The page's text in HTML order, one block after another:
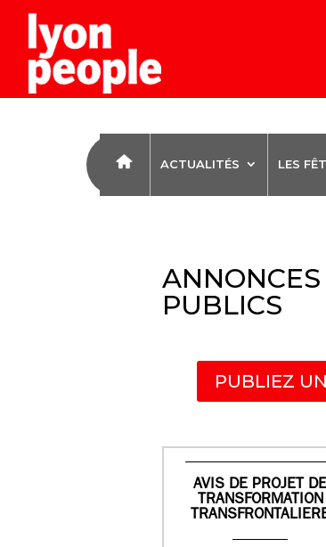
ACTUALITÉS LES
PUBLICS
PUBLIEZ
AVIS DE PROJET DE
TRANSFORMATION